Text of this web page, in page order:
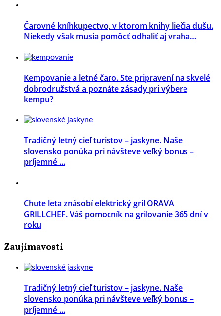
Čarovné kníhkupectvo, v ktorom knihy liečia dušu.
Niekedy však musia pomôcť odhaliť aj vraha…
Kempovanie a letné čaro. Ste pripravení na skvelé
dobrodružstvá a poznáte zásady pri výbere
kempu?
Tradičný letný cieľ turistov – jaskyne. Naše
slovensko ponúka pri návšteve veľký bonus –
príjemné ...
Chute leta znásobí elektrický gril ORAVA
GRILLCHEF. Váš pomocník na grilovanie 365 dní v
roku
Zaujímavosti
Tradičný letný cieľ turistov – jaskyne. Naše
slovensko ponúka pri návšteve veľký bonus –
príjemné ...